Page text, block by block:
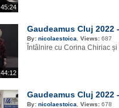
45:24
44:12
Gaudeamus Cluj 2022
By: nicolaestoica Views: 687
Întâlnire cu Corina Chiriac
Gaudeamus Cluj 2022
By: nicolaestoica Views: 678